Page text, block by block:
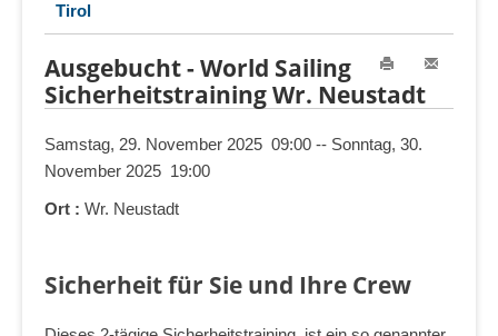
Tirol
Ausgebucht - World Sailing
Sicherheitstraining Wr. Neustadt
Samstag, 29. November 2025 09:00 -- Sonntag, 30.
November 2025 19:00
Ort : Wr. Neustadt
Sicherheit für Sie und Ihre Crew